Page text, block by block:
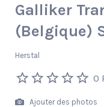
Galliker
(Belgique)
Herstal
0
Ajouter des photos